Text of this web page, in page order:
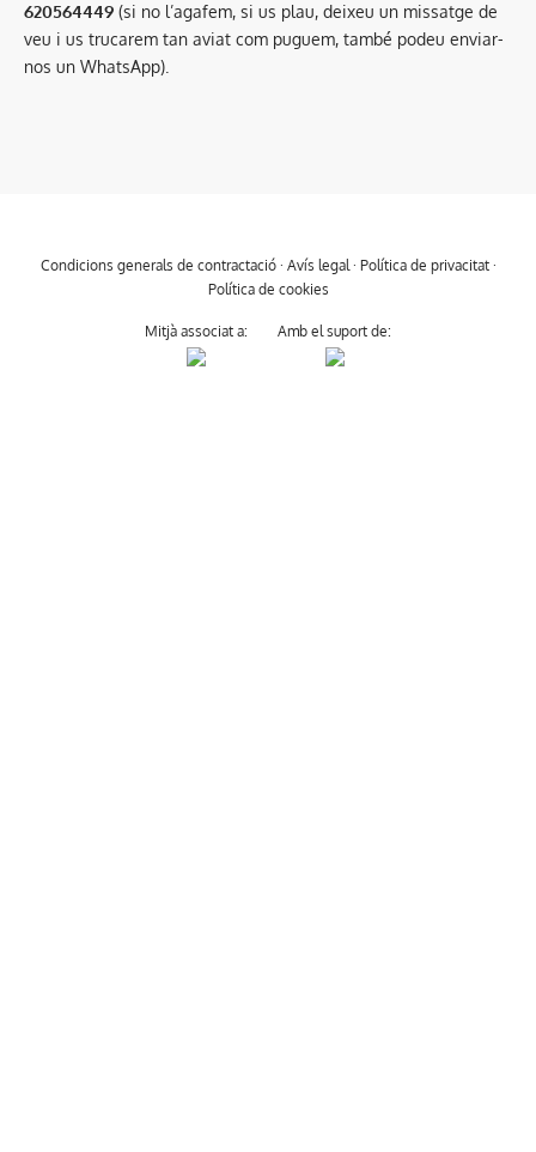
620564449 (si no l’agafem, si us plau, deixeu un missatge de
veu i us trucarem tan aviat com puguem, també podeu enviar-
nos un WhatsApp).
Condicions generals de contractació· Avís legal· Política de privacitat·
Política de cookies
Mitjà associat a: Amb el suport de: